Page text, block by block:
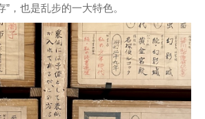
，也是乱步的一大特色。